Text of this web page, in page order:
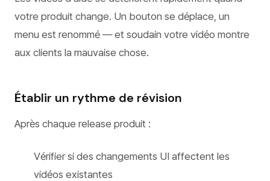
votre produit change. Un bouton se déplace, un
menu est renommé — et soudain votre vidéo montre
aux clients la mauvaise chose.
Établir un rythme de révision
Après chaque release produit :
Vérifier si des changements UI affectent les
vidéos existantes